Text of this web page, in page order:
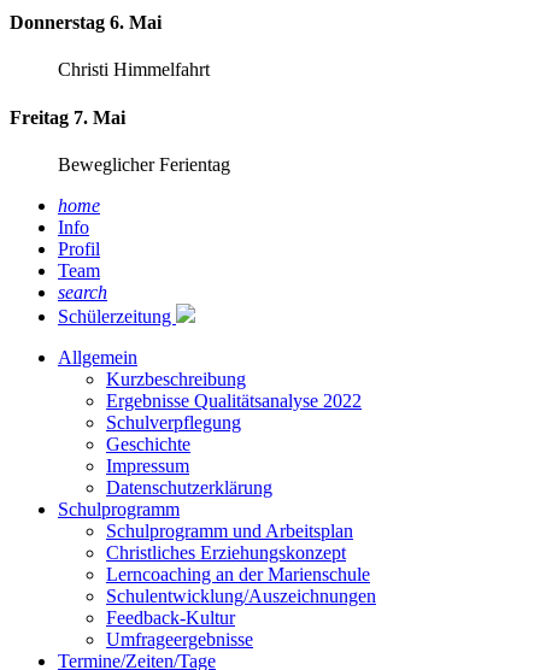
Donnerstag 6. Mai
Christi Himmelfahrt
Freitag 7. Mai
Beweglicher Ferientag
home
Info
Profil
Team
search
Schülerzeitung
Allgemein
Kurzbeschreibung
Ergebnisse Qualitätsanalyse 2022
Schulverpflegung
Geschichte
Impressum
Datenschutzerklärung
Schulprogramm
Schulprogramm und Arbeitsplan
Christliches Erziehungskonzept
Lerncoaching an der Marienschule
Schulentwicklung/Auszeichnungen
Feedback-Kultur
Umfrageergebnisse
Termine/Zeiten/Tage